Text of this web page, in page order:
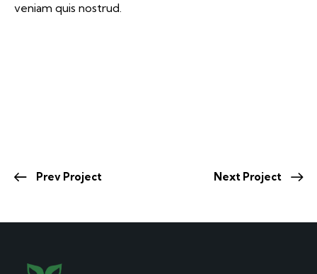
veniam quis nostrud.
Prev Project Next Project